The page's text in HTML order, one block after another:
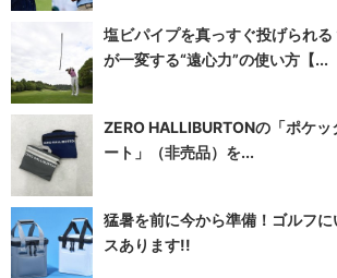
塩ビパイプを真っすぐ投げられ
が一変する“遠心力”の使い方【...
ZERO HALLIBURTONの「ポケッ
ート」（非売品）を...
猛暑を前に今から準備！ゴルフ
スあります!!